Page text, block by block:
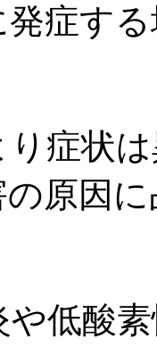
発症す
症状
原因
や低酸